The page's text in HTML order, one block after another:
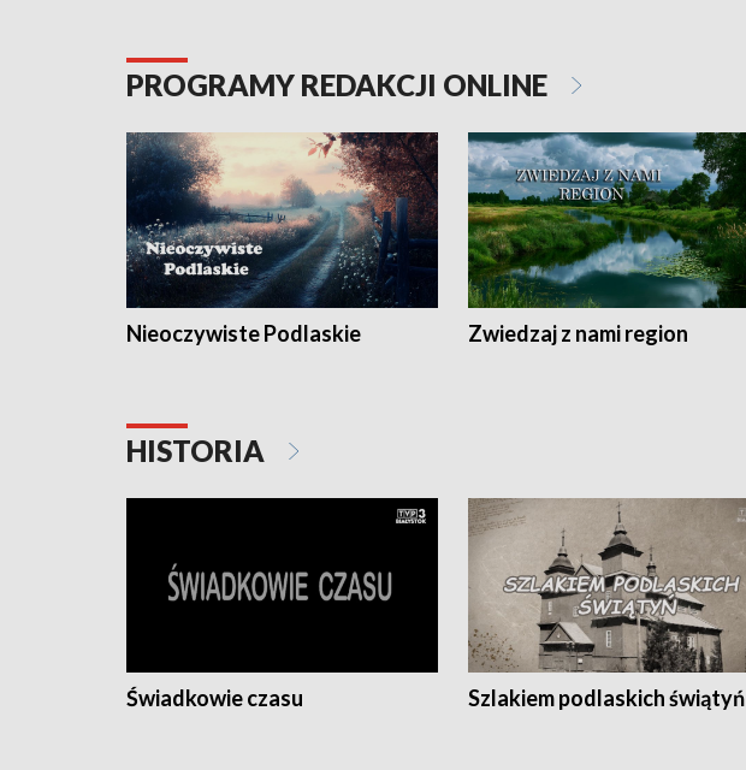
PROGRAMY REDAKCJI ONLINE
Nieoczywiste Podlaskie Zwiedzaj z nami region
HISTORIA
Świadkowie czasu Szlakiem podlaskich świątyń